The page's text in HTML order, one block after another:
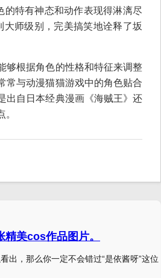
的特有神态和动作表现得淋漓尽
师级别，完美搞笑地诠释了坂
够根据角色的性格和特征来调整
常与动漫猫猫游戏中的角色贴合
出自日本经典漫画《海贼王》还
美cos作品图片。
出，那么你一定不会错过“是依酱呀”这位